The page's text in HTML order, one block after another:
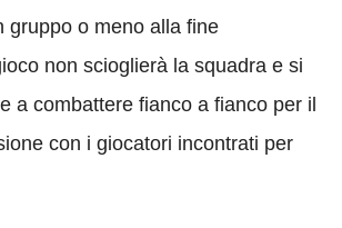
gruppo o meno alla fine
non scioglierà la squadra e si
a combattere fianco a fianco per il
con i giocatori incontrati per